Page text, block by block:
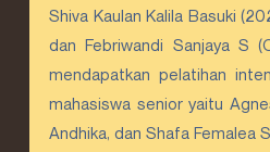
Shiva Kaulan Kalila Basuki
dan Febriwandi Sanjaya S
mendapatkan pelatihan
mahasiswa senior yaitu
Andhika, dan Shafa Femalea